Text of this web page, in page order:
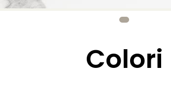
Colori